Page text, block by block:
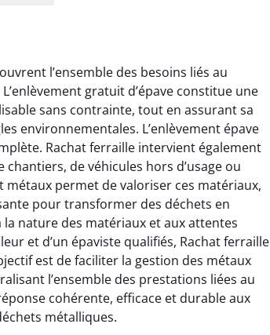
l’ensemble des besoins liés au
gratuit d’épave constitue une
sans contrainte, tout en assurant sa
environnementales. L’enlèvement épave
Rachat ferraille intervient également
chantiers, de véhicules hors d’usage ou
permet de valoriser ces matériaux,
pour transformer des déchets en
nature des matériaux et aux attentes
et d’un épaviste qualifiés, Rachat ferraille
est de faciliter la gestion des métaux
l’ensemble des prestations liées au
cohérente, efficace et durable aux
métalliques.